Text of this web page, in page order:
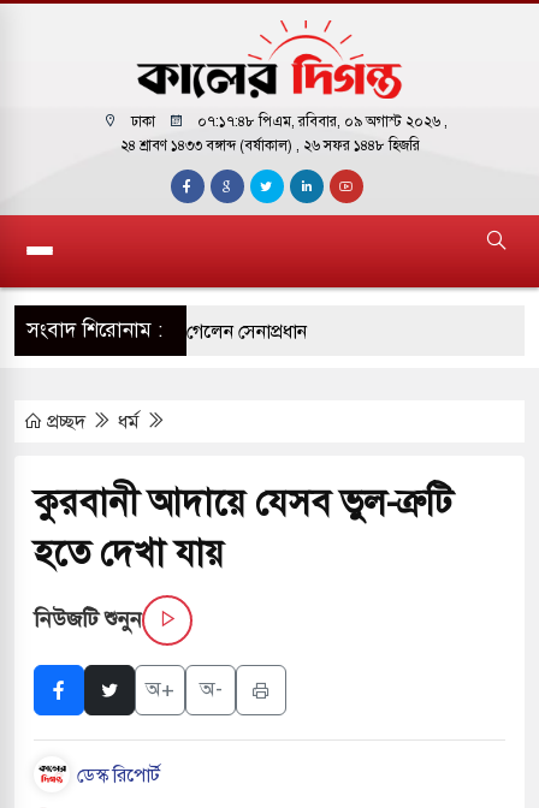
ঢাকা ০৭:১৭:৪৯ পিএম, রবিবার, ০৯ অগাস্ট ২০২৬ ,
২৪ শ্রাবণ ১৪৩৩ বঙ্গাব্দ (বর্ষাকাল) , ২৬ সফর ১৪৪৮ হিজরি
সংবাদ শিরোনাম :
সুদান ও আবেই গেলেন সেনাপ্রধান
হাইকমিশনারের বাসভবনে আগুন, আইসিইউতে
সংঘর্ষে ৯ জন নিহত
নিহত, আহত ১৫
দেড় হাজার মসজিদ থেকে মাইক
প্রচ্ছদ ধর্ম
কুরবানী আদায়ে যেসব ভুল-ত্রুটি
হতে দেখা যায়
নিউজটি শুনুন
অ+ অ-
ডেস্ক রিপোর্ট